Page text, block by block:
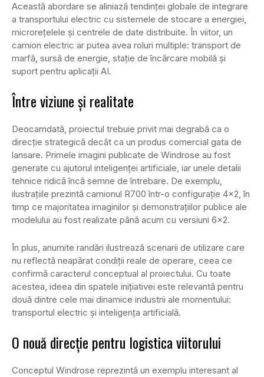
Această abordare se aliniază tendinței globale de integrare
a transportului electric cu sistemele de stocare a energiei,
microrețelele și centrele de date distribuite. În viitor, un
camion electric ar putea avea roluri multiple: transport de
marfă, sursă de energie, stație de încărcare mobilă și
suport pentru aplicații AI.
Între viziune și realitate
Deocamdată, proiectul trebuie privit mai degrabă ca o
direcție strategică decât ca un produs comercial gata de
lansare. Primele imagini publicate de Windrose au fost
generate cu ajutorul inteligenței artificiale, iar unele detalii
tehnice ridică încă semne de întrebare. De exemplu,
ilustrațiile prezintă camionul R700 într-o configurație 4×2, în
timp ce majoritatea imaginilor și demonstrațiilor publice ale
modelului au fost realizate până acum cu versiuni 6×2.
În plus, anumite randări ilustrează scenarii de utilizare care
nu reflectă neapărat condiții reale de operare, ceea ce
confirmă caracterul conceptual al proiectului. Cu toate
acestea, ideea din spatele inițiativei este relevantă pentru
două dintre cele mai dinamice industrii ale momentului:
transportul electric și inteligența artificială.
O nouă direcție pentru logistica viitorului
Conceptul Windrose reprezintă un exemplu interesant al